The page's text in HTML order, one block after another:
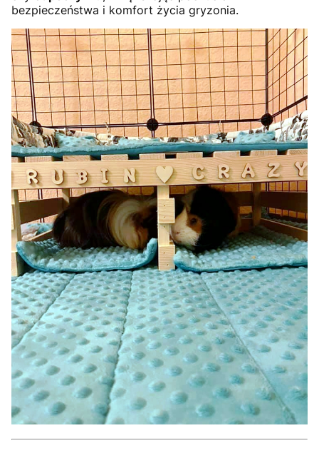
bezpieczeństwa i komfort życia gryzonia.